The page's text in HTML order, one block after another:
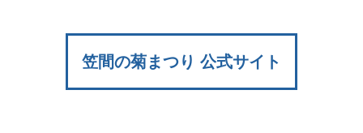
笠間の菊まつり 公式サイト